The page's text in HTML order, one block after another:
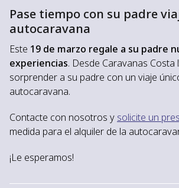
Pase tiempo con su padre
autocaravana
Este 19 de marzo regale a su padre
experiencias. Desde Caravanas Costa
sorprender a su padre con un viaje
autocaravana.
Contacte con nosotros y solicite un
medida para el alquiler de la
¡Le esperamos!